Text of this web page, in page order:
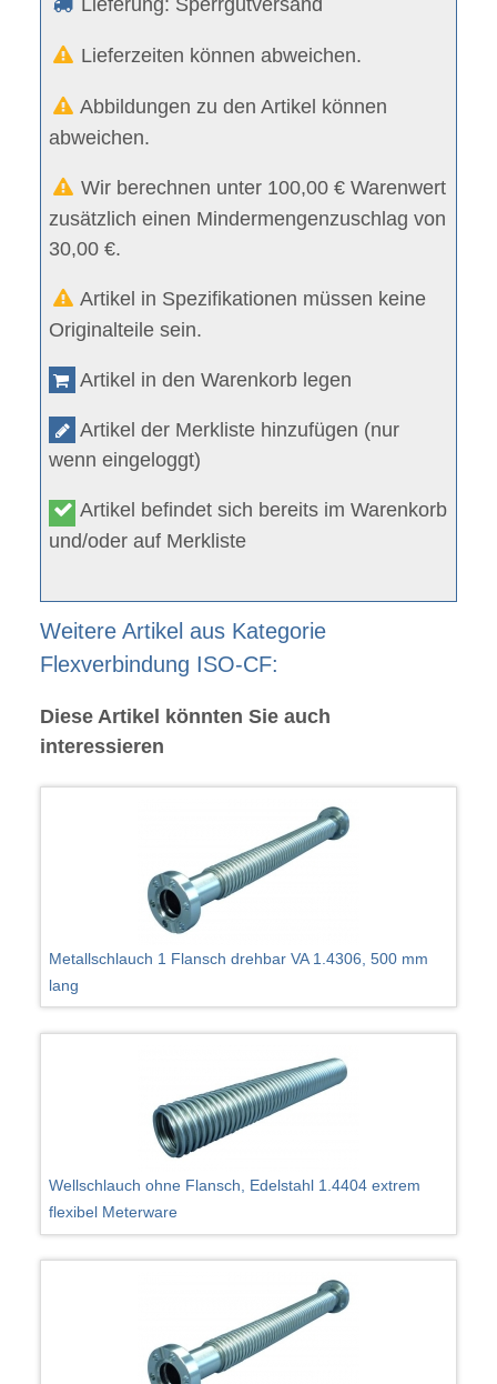
Lieferzeiten können abweichen.
Abbildungen zu den Artikel können
abweichen.
Wir berechnen unter 100,00 € Warenwert
zusätzlich einen Mindermengenzuschlag von
30,00 €.
Artikel in Spezifikationen müssen keine
Originalteile sein.
Artikel in den Warenkorb legen
Artikel der Merkliste hinzufügen (nur
wenn eingeloggt)
Artikel befindet sich bereits im Warenkorb
und/oder auf Merkliste
Weitere Artikel aus Kategorie
Flexverbindung ISO-CF:
Diese Artikel könnten Sie auch
interessieren
Metallschlauch 1 Flansch drehbar VA 1.4306, 500 mm
lang
Wellschlauch ohne Flansch, Edelstahl 1.4404 extrem
flexibel Meterware